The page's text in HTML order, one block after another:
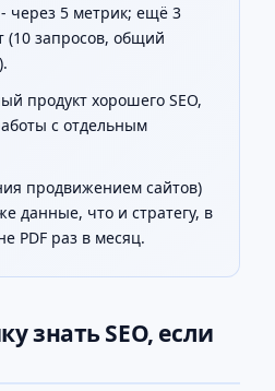
через 5 метрик; ещё 3
(10 запросов, общий
продукт хорошего SEO,
с отдельным
продвижением сайтов)
данные, что и стратегу, в
PDF раз в месяц.
знать SEO, если